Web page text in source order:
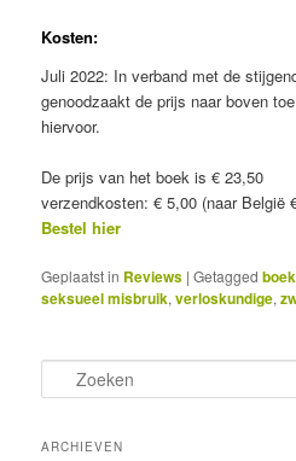
Kosten:
Juli 2022: In verband met de
genoodzaakt de prijs naar boven
hiervoor.
De prijs van het boek is € 23,50
verzendkosten: € 5,00 (naar België
Bestel hier
Geplaatst in Reviews |Getagged boek
seksueel misbruik,verloskundige,
o
k
ARCHIEVEN